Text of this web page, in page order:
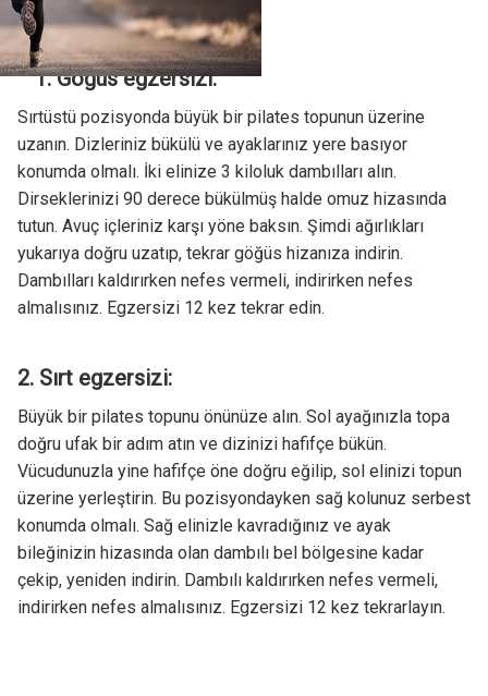
dambıl yeterli…
1. Göğüs egzersizi:
Sırtüstü pozisyonda büyük bir pilates topunun üzerine
uzanın. Dizleriniz bükülü ve ayaklarınız yere basıyor
konumda olmalı. İki elinize 3 kiloluk dambılları alın.
Dirseklerinizi 90 derece bükülmüş halde omuz hizasında
tutun. Avuç içleriniz karşı yöne baksın. Şimdi ağırlıkları
yukarıya doğru uzatıp, tekrar göğüs hizanıza indirin.
Dambılları kaldırırken nefes vermeli, indirirken nefes
almalısınız. Egzersizi 12 kez tekrar edin.
2. Sırt egzersizi:
Büyük bir pilates topunu önünüze alın. Sol ayağınızla topa
doğru ufak bir adım atın ve dizinizi hafifçe bükün.
Vücudunuzla yine hafifçe öne doğru eğilip, sol elinizi topun
üzerine yerleştirin. Bu pozisyondayken sağ kolunuz serbest
konumda olmalı. Sağ elinizle kavradığınız ve ayak
bileğinizin hizasında olan dambılı bel bölgesine kadar
çekip, yeniden indirin. Dambılı kaldırırken nefes vermeli,
indirirken nefes almalısınız. Egzersizi 12 kez tekrarlayın.